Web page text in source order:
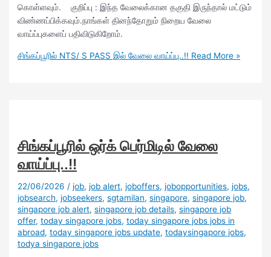
கொள்ளவும். குறிப்பு : இந்த வேலைக்கான தகுதி இருந்தால் மட்டும்
விண்ணப்பிக்கவும்.நாங்கள் தினந்தோறும் நிறைய வேலை
வாய்ப்புகளைப் பதிவிடுகிறோம்.
சிங்கப்பூரில் NTS/ S PASS இல் வேலை வாய்ப்பு..!! Read More »
சிங்கப்பூரில் ஒர்க் பெர்மிடில் வேலை
வாய்ப்பு..!!
22/06/2026 /job,job alert,joboffers,jobopportunities,jobs,
jobsearch,jobseekers,sgtamilan,singapore,singapore job,
singapore job alert,singapore job details,singapore job
offer,today singapore jobs,today singapore jobs jobs in
abroad,today singapore jobs update,todaysingapore jobs,
todya singapore jobs